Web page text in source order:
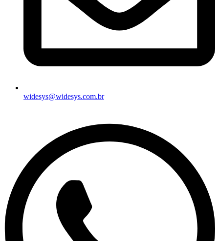
widesys@widesys.com.br